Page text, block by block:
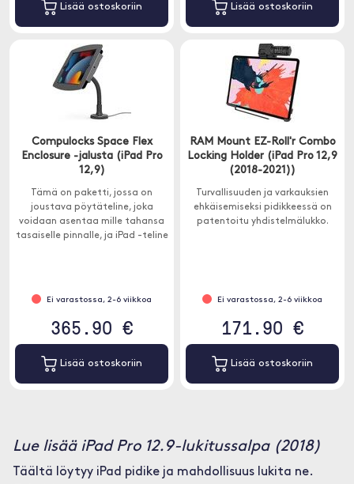
Lisää ostoskoriin Lisää ostoskoriin
Compulocks Space Flex
Enclosure -jalusta (iPad Pro
12,9)
Tämä on paketti, jossa on
joustava pöytäteline, joka
voidaan asentaa mille tahansa
tasaiselle pinnalle, ja iPad -teline
Ei varastossa, 2-6 viikkoa
365.90 €
Lisää ostoskoriin
RAM Mount EZ-Roll'r Combo
Locking Holder (iPad Pro 12,9
(2018-2021))
Turvallisuuden ja varkauksien
ehkäisemiseksi pidikkeessä on
patentoitu yhdistelmälukko.
Ei varastossa, 2-6 viikkoa
171.90 €
Lisää ostoskoriin
Lue lisää iPad Pro 12.9-lukitussalpa (2018)
Täältä löytyy iPad pidike ja mahdollisuus lukita ne.